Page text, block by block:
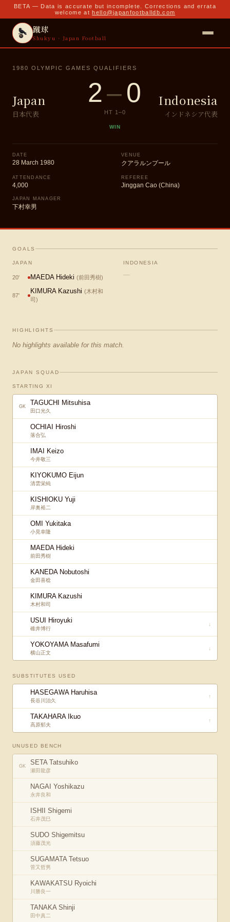
BETA — Data is accurate but incomplete. Corrections and errata
welcome at hello@japanfootballdb.com
蹴球
Shukyu · Japan Football
1980 OLYMPIC GAMES QUALIFIERS
Japan
日本代表
2–0
HT 1 –0
WIN
Indonesia
インドネシア代表
DATE
28 March 1980
VENUE
クアラルンプール
ATTENDANCE
4,000
REFEREE
Jinggan Cao (China)
JAPAN MANAGER
下村幸男
GOALS
JAPAN
20' MAEDA Hideki (前田秀樹)
87'
KIMURA Kazushi (木村和
司 )
INDONESIA
—
HIGHLIGHTS
No highlights available for this match.
JAPAN SQUAD
STARTING XI
GK TAGUCHI Mitsuhisa
田口光久
OCHIAI Hiroshi
落合弘
IMAI Keizo
今井敬三
KIYOKUMO Eijun
清雲栄純
KISHIOKU Yuji
岸奥裕二
OMI Yukitaka
小見幸隆
MAEDA Hideki
前田秀樹
KANEDA Nobutoshi
金田喜稔
KIMURA Kazushi
木村和司
USUI Hiroyuki
碓井博行
↓
YOKOYAMA Masafumi
横山正文
↓
SUBSTITUTES USED
HASEGAWA Haruhisa
長谷川治久
↑
TAKAHARA Ikuo
高原郁夫
↑
UNUSED BENCH
GK SETA Tatsuhiko
瀬田龍彦
NAGAI Yoshikazu
永井良和
ISHII Shigemi
石井茂巳
SUDO Shigemitsu
須藤茂光
SUGAMATA Tetsuo
菅又哲男
KAWAKATSU Ryoichi
川勝良一
TANAKA Shinji
田中真二